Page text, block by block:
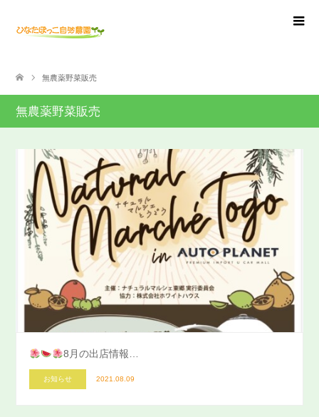
無農薬野菜販売
無農薬野菜販売
8月の出店情報…
お知らせ 2021.08.09